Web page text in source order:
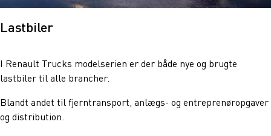
Lastbiler
I Renault Trucks modelserien er der både nye og brugte
lastbiler til alle brancher.
Blandt andet til fjerntransport, anlægs- og entreprenøropgaver
og distribution.